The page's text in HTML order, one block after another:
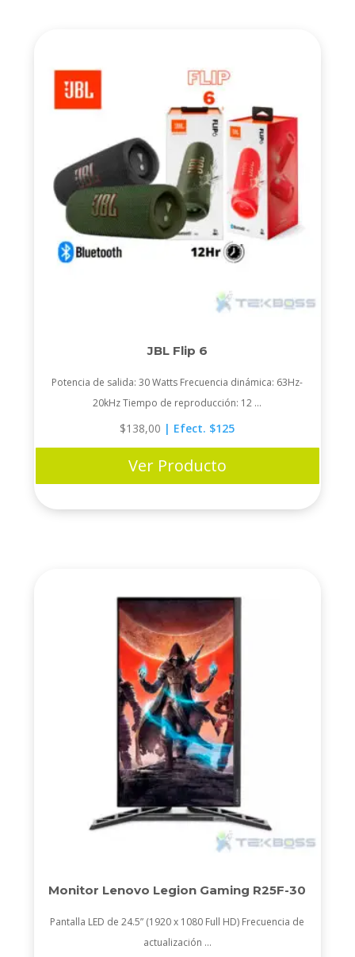
JBL Flip 6
Potencia de salida: 30 Watts Frecuencia dinámica: 63Hz-
20kHz Tiempo de reproducción: 12 ...
$138,00 | Efect. $125
Ver Producto
Monitor Lenovo Legion Gaming R25F-30
Pantalla LED de 24.5” (1920 x 1080 Full HD) Frecuencia de
actualización ...